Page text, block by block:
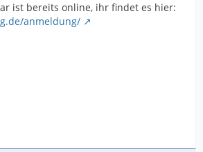
ist bereits online, ihr findet es hier:
anmeldung/